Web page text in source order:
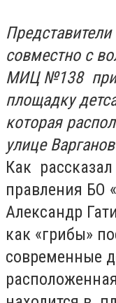
совместно с
МИЦ №138
площадку
которая
улице
Как
правления БО
Александр
как «грибы»
современные